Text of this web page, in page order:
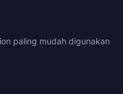
paling mudah digunakan